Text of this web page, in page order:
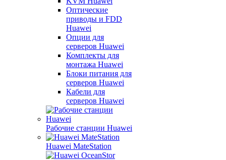
Оптические
приводы и FDD
Huawei
Опции для
серверов Huawei
Комплекты для
монтажа Huawei
Блоки питания для
серверов Huawei
Кабели для
серверов Huawei
Рабочие станции Huawei
Huawei MateStation